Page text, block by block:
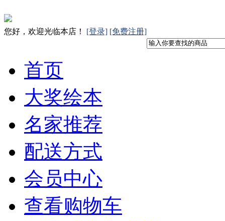
您好，欢迎光临本店！ [登录] [免费注册]
首页
大奖绘本
名家推荐
配送方式
会员中心
查看购物车